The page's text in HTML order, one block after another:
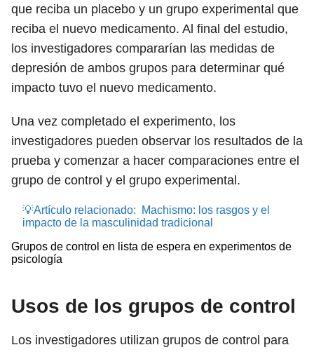
que reciba un placebo y un grupo experimental que
reciba el nuevo medicamento. Al final del estudio,
los investigadores compararían las medidas de
depresión de ambos grupos para determinar qué
impacto tuvo el nuevo medicamento.
Una vez completado el experimento, los
investigadores pueden observar los resultados de la
prueba y comenzar a hacer comparaciones entre el
grupo de control y el grupo experimental.
💡Artículo relacionado:
Machismo: los rasgos y el
impacto de la masculinidad tradicional
Grupos de control en lista de espera en experimentos de
psicología
Usos de los grupos de control
Los investigadores utilizan grupos de control para